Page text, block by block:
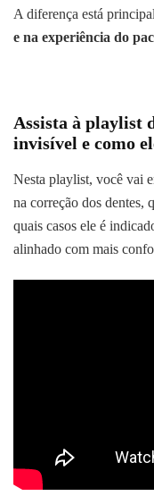
A diferença está
e na experiência do
Assista à playlist
invisível e como
Nesta playlist, você vai
na correção dos dentes,
quais casos ele é
alinhado com mais